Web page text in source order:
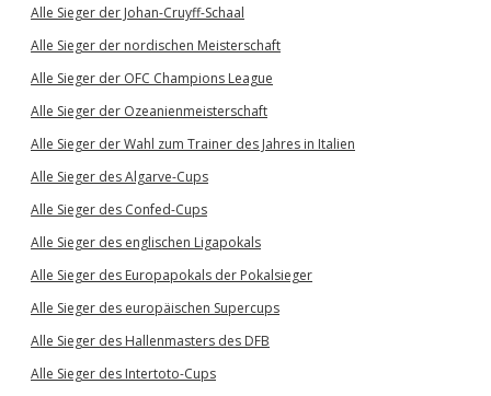
Alle Sieger der Johan-Cruyff-Schaal
Alle Sieger der nordischen Meisterschaft
Alle Sieger der OFC Champions League
Alle Sieger der Ozeanienmeisterschaft
Alle Sieger der Wahl zum Trainer des Jahres in Italien
Alle Sieger des Algarve-Cups
Alle Sieger des Confed-Cups
Alle Sieger des englischen Ligapokals
Alle Sieger des Europapokals der Pokalsieger
Alle Sieger des europäischen Supercups
Alle Sieger des Hallenmasters des DFB
Alle Sieger des Intertoto-Cups